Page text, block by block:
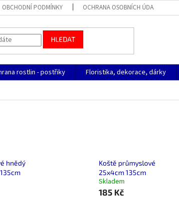
OBCHODNÍ PODMÍNKY OCHRANA OSOBNÍCH ÚDAJŮ
HLEDAT
rostlin - postřiky Floristika, dekorace, dárky
hnědý
Koště průmyslové
25x4cm 135cm
Skladem
185 Kč